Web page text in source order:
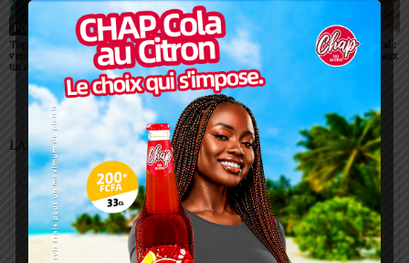
POLITIQUE
Togo: Faure Gnassingbé
veut faire du ciel africain
un moteur de prospérité
POLITIQUE
Togo : visa supprimé pour
tous les Africains
POLITIQUE
Togo/ Corps préfectoral :
neuf nouvelles figures aux
commandes
LAISSER UN COMMENTAIRE